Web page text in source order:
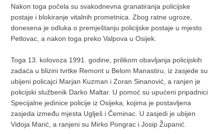
Nakon toga počela su svakodnevna granatiranja policijske
postaje i blokiranje vitalnih prometnica. Zbog ratne ugroze,
donesena je odluka o premještanju policijske postaje u mjesto
Petlovac, a nakon toga preko Valpova u Osijek.
Toga 13. kolovoza 1991. godine, prilikom obavljanja policijskih
zadaća u blizini tvrtke Remont u Belom Manastiru, iz zasjede su
ubijeni policajci Marjan Kuzman i Zoran Sinanović, a ranjen je
policijski službenik Darko Maltar. U pomoć su upućeni pripadnici
Specijalne jedinice policije iz Osijeka, kojima je postavljena
zasjeda između mjesta Uglješ i Čeminac. U zasjedi je ubijen
Vidoja Marić, a ranjeni su Mirko Pongrac i Josip Županić.